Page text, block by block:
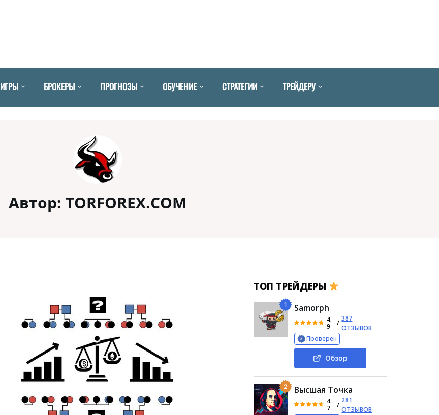
ИГРЫ БРОКЕРЫ ПРОГНОЗЫ ОБУЧЕНИЕ СТРАТЕГИИ ТРЕЙДЕРУ
Автор: TORFOREX.COM
ТОП ТРЕЙДЕРЫ
1 Samorph
4.
9
/
387
ОТЗЫВОВ
Проверен
Обзор
2 Высшая Точка
4.
7
/
281
ОТЗЫВОВ